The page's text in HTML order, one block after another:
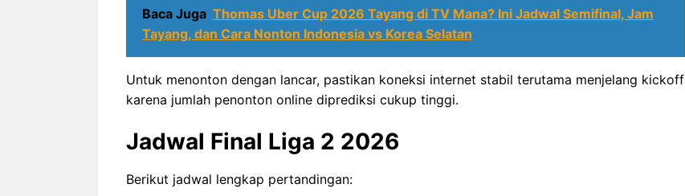
Baca Juga Thomas Uber Cup 2026 Tayang di TV Mana? Ini Jadwal Semifinal, Jam
Tayang, dan Cara Nonton Indonesia vs Korea Selatan
Untuk menonton dengan lancar, pastikan koneksi internet stabil terutama menjelang kickoff
karena jumlah penonton online diprediksi cukup tinggi.
Jadwal Final Liga 2 2026
Berikut jadwal lengkap pertandingan: